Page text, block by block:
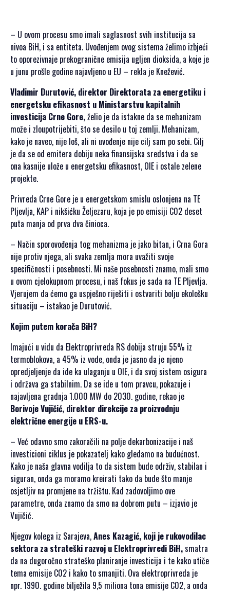
– U ovom procesu smo imali saglasnost svih institucija sa
nivoa BiH, i sa entiteta. Uvođenjem ovog sistema želimo izbjeći
to oporezivnaje prekogranične emisija ugljen dioksida, a koje je
u junu prošle godine najavljeno u EU – rekla je Knežević.
Vladimir Durutović, direktor Direktorata za energetiku i
energetsku efikasnost u Ministarstvu kapitalnih
investicija Crne Gore,želio je da istakne da se mehanizam
može i zloupotrijebiti, što se desilo u toj zemlji. Mehanizam,
kako je naveo, nije loš, ali ni uvođenje nije cilj sam po sebi. Cilj
je da se od emitera dobiju neka finansijska sredstva i da se
ona kasnije ulože u energetsku efikasnost, OIE i ostale zelene
projekte.
Privreda Crne Gore je u energetskom smislu oslonjena na TE
Pljevlja, KAP i nikšićku Željezaru, koja je po emisiji C02 deset
puta manja od prva dva činioca.
– Način sporovođenja tog mehanizma je jako bitan, i Crna Gora
nije protiv njega, ali svaka zemlja mora uvažiti svoje
specifičnosti i posebnosti. Mi naše posebnosti znamo, mali smo
u ovom cjelokupnom procesu, i naš fokus je sada na TE Pljevlja.
Vjerujem da ćemo ga uspješno riješiti i ostvariti bolju ekološku
situaciju – istakao je Durutović.
Kojim putem korača BiH?
Imajući u vidu da Elektroprivreda RS dobija struju 55% iz
termoblokova, a 45% iz vode, onda je jasno da je njeno
opredjeljenje da ide ka ulaganju u OIE, i da svoj sistem osigura
i održava ga stabilnim. Da se ide u tom pravcu, pokazuje i
najavljena gradnja 1.000 MW do 2030. godine, rekao je
Borivoje Vujičić, direktor direkcije za proizvodnju
električne energije u ERS-u.
– Već odavno smo zakoračili na polje dekarbonizacije i naš
investicioni ciklus je pokazatelj kako gledamo na budućnost.
Kako je naša glavna vodilja to da sistem bude održiv, stabilan i
siguran, onda ga moramo kreirati tako da bude što manje
osjetljiv na promjene na tržištu. Kad zadovoljimo ove
parametre, onda znamo da smo na dobrom putu – izjavio je
Vujičić.
Njegov kolega iz Sarajeva,Anes Kazagić, koji je rukovodilac
sektora za strateški razvoj u Elektroprivredi BiH,smatra
da na dugoročno strateško planiranje investicija i te kako utiče
tema emisije C02 i kako to smanjiti. Ova elektroprivreda je
npr. 1990. godine bilježila 9,5 miliona tona emisije C02, a onda